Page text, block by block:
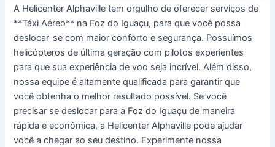
A Helicenter Alphaville tem orgulho de oferecer serviços de
**Táxi Aéreo** na Foz do Iguaçu, para que você possa
deslocar-se com maior conforto e segurança. Possuímos
helicópteros de última geração com pilotos experientes
para que sua experiência de voo seja incrível. Além disso,
nossa equipe é altamente qualificada para garantir que
você obtenha o melhor resultado possível. Se você
precisar se deslocar para a Foz do Iguaçu de maneira
rápida e econômica, a Helicenter Alphaville pode ajudar
você a chegar ao seu destino. Experimente nossa